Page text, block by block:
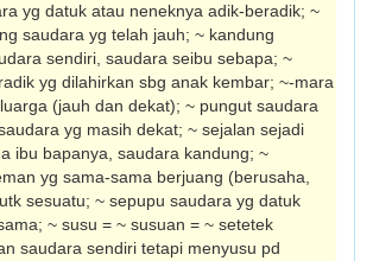
yg datuk atau neneknya adik-beradik; ~
saudara yg telah jauh; ~ kandung
sendiri, saudara seibu sebapa; ~
yg dilahirkan sbg anak kembar; ~-mara
(jauh dan dekat); ~ pungut saudara
yg masih dekat; ~ sejalan sejadi
ibu bapanya, saudara kandung; ~
yg sama-sama berjuang (berusaha,
sesuatu; ~ sepupu saudara yg datuk
~ susu = ~ susuan = ~ setetek
saudara sendiri tetapi menyusu pd